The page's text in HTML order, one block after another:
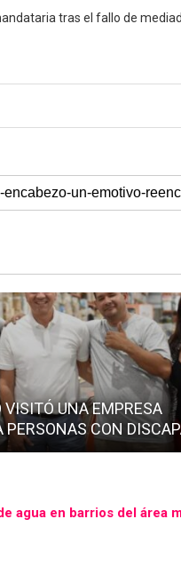
tras el fallo de
UNA EMPRESA
PERSONAS CON
agua en barrios del área